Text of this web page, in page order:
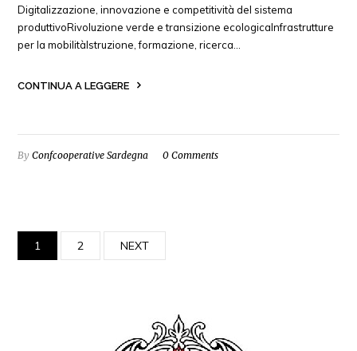
Digitalizzazione, innovazione e competitività del sistema
produttivoRivoluzione verde e transizione ecologicaInfrastrutture
per la mobilitàIstruzione, formazione, ricerca…
CONTINUA A LEGGERE
ByConfcooperative Sardegna 0 Comments
1 2 NEXT